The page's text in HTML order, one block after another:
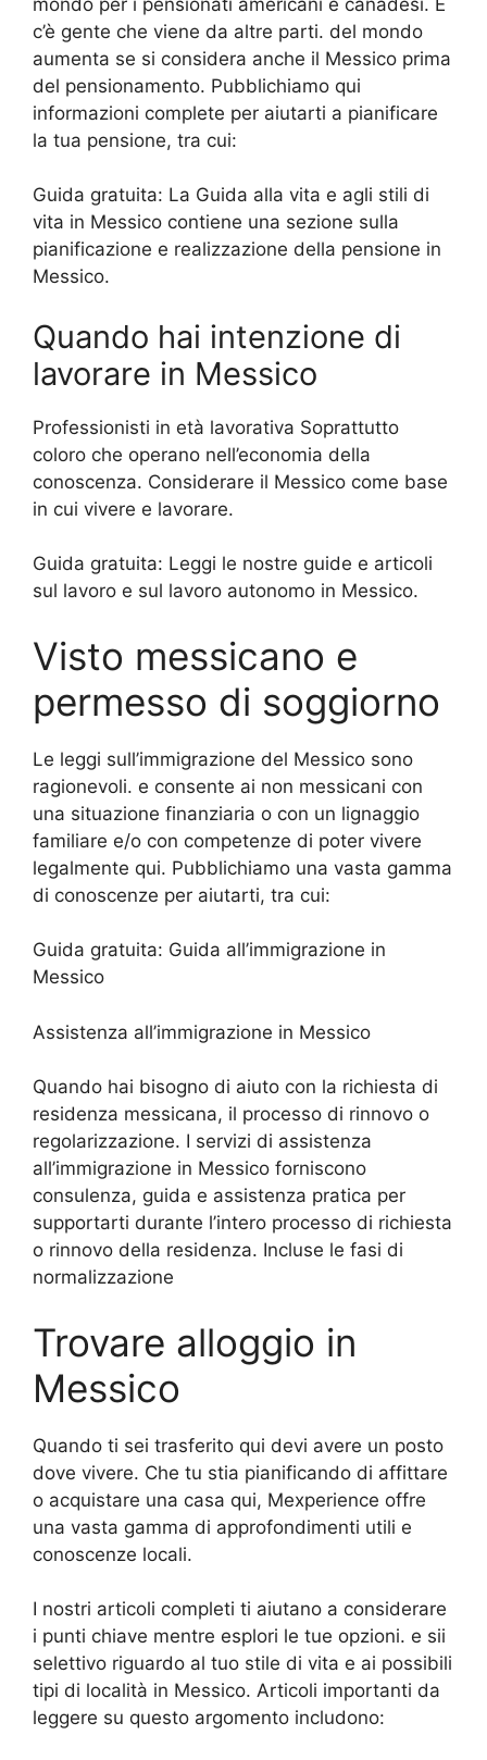
c’è gente che viene da altre parti. del mondo
aumenta se si considera anche il Messico prima
del pensionamento. Pubblichiamo qui
informazioni complete per aiutarti a pianificare
la tua pensione, tra cui:
Guida gratuita: La Guida alla vita e agli stili di
vita in Messico contiene una sezione sulla
pianificazione e realizzazione della pensione in
Messico.
Quando hai intenzione di
lavorare in Messico
Professionisti in età lavorativa Soprattutto
coloro che operano nell’economia della
conoscenza. Considerare il Messico come base
in cui vivere e lavorare.
Guida gratuita: Leggi le nostre guide e articoli
sul lavoro e sul lavoro autonomo in Messico.
Visto messicano e
permesso di soggiorno
Le leggi sull’immigrazione del Messico sono
ragionevoli. e consente ai non messicani con
una situazione finanziaria o con un lignaggio
familiare e/o con competenze di poter vivere
legalmente qui. Pubblichiamo una vasta gamma
di conoscenze per aiutarti, tra cui:
Guida gratuita: Guida all’immigrazione in
Messico
Assistenza all’immigrazione in Messico
Quando hai bisogno di aiuto con la richiesta di
residenza messicana, il processo di rinnovo o
regolarizzazione. I servizi di assistenza
all’immigrazione in Messico forniscono
consulenza, guida e assistenza pratica per
supportarti durante l’intero processo di richiesta
o rinnovo della residenza. Incluse le fasi di
normalizzazione
Trovare alloggio in
Messico
Quando ti sei trasferito qui devi avere un posto
dove vivere. Che tu stia pianificando di affittare
o acquistare una casa qui, Mexperience offre
una vasta gamma di approfondimenti utili e
conoscenze locali.
I nostri articoli completi ti aiutano a considerare
i punti chiave mentre esplori le tue opzioni. e sii
selettivo riguardo al tuo stile di vita e ai possibili
tipi di località in Messico. Articoli importanti da
leggere su questo argomento includono: